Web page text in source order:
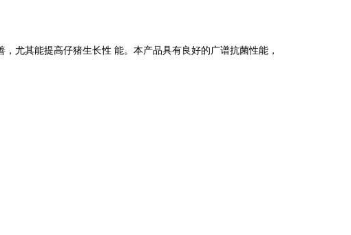
尤其能提高仔猪生长性 能。本产品具有良好的广谱抗菌性能，